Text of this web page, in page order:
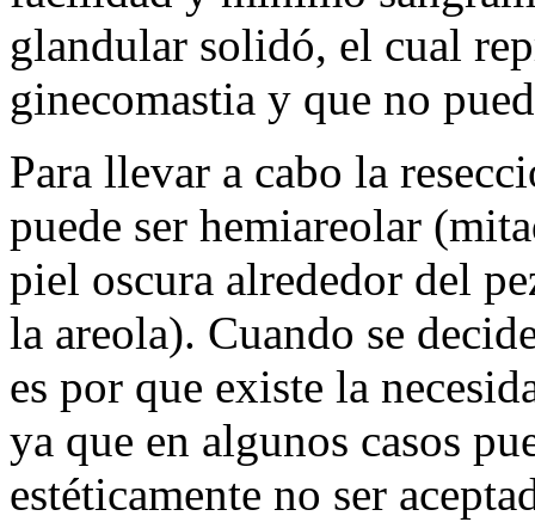
glandular solidó, el cual
ginecomastia y que no
Para llevar a cabo la
puede ser hemiareolar
piel oscura alrededor del
la areola). Cuando se
es por que existe la
ya que en algunos casos
estéticamente no ser